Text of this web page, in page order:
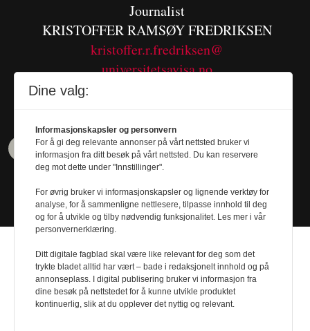
Journalist
KRISTOFFER RAMSØY FREDRIKSEN
kristoffer.r.fredriksen@
universitetsavisa.no
Design byNordström Design- Powered by
Dine valg:
Informasjonskapsler og personvern
For å gi deg relevante annonser på vårt nettsted bruker vi
informasjon fra ditt besøk på vårt nettsted. Du kan reservere
deg mot dette under "Innstillinger".
For øvrig bruker vi informasjonskapsler og lignende verktøy for
analyse, for å sammenligne nettlesere, tilpasse innhold til deg
og for å utvikle og tilby nødvendig funksjonalitet. Les mer i vår
personvernerklæring.
Ditt digitale fagblad skal være like relevant for deg som det
trykte bladet alltid har vært – bade i redaksjonelt innhold og på
annonseplass. I digital publisering bruker vi informasjon fra
dine besøk på nettstedet for å kunne utvikle produktet
kontinuerlig, slik at du opplever det nyttig og relevant.